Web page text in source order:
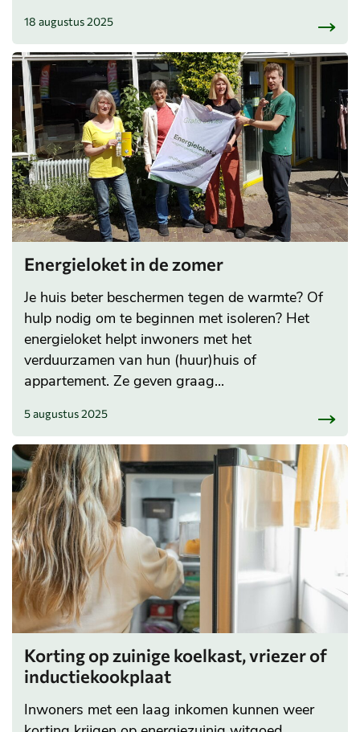
18 augustus 2025
Energieloket in de zomer
Je huis beter beschermen tegen de warmte? Of
hulp nodig om te beginnen met isoleren? Het
energieloket helpt inwoners met het
verduurzamen van hun (huur)huis of
appartement. Ze geven graag...
5 augustus 2025
Korting op zuinige koelkast, vriezer of
inductiekookplaat
Inwoners met een laag inkomen kunnen weer